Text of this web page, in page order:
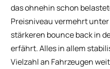
das ohnehin schon
Preisniveau vermehrt
stärkeren bounce back in
erfährt. Alles in allem
Vielzahl an Fahrzeugen